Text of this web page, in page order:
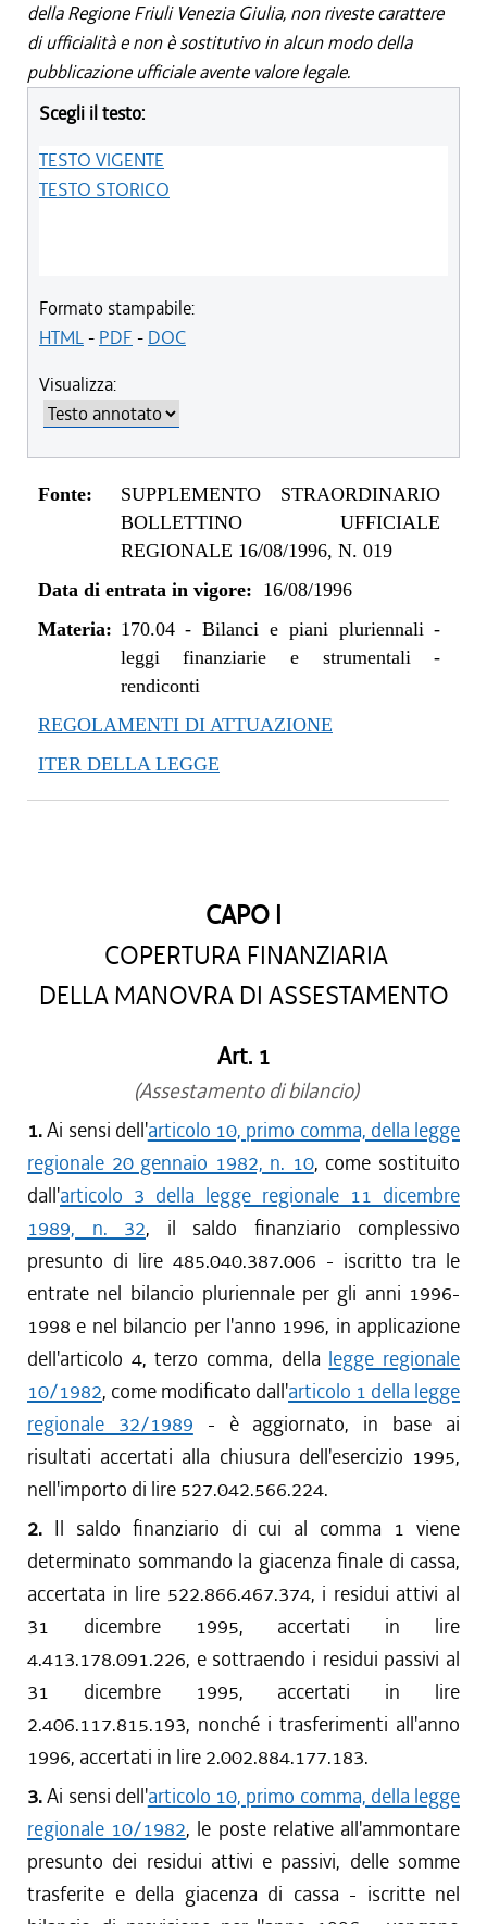
della Regione Friuli Venezia Giulia, non riveste carattere
di ufficialità e non è sostitutivo in alcun modo della
pubblicazione ufficiale avente valore legale.
Scegli il testo:
TESTO VIGENTE
TESTO STORICO
Formato stampabile:
HTML- PDF - DOC
Visualizza:
Fonte:
SUPPLEMENTO STRAORDINARIO
BOLLETTINO UFFICIALE
REGIONALE 16/08/1996, N. 019
Data di entrata in vigore: 16/08/1996
Materia: 170.04-Bilanci e piani pluriennali -
leggi finanziarie e strumentali -
rendiconti
REGOLAMENTI DI ATTUAZIONE
ITER DELLA LEGGE
CAPO I
COPERTURA FINANZIARIA
DELLA MANOVRA DI ASSESTAMENTO
Art. 1
(Assestamento di bilancio)
1.Ai sensi dell'articolo 10, primo comma, della legge
regionale 20 gennaio 1982, n. 10, come sostituito
dall'articolo 3 della legge regionale 11 dicembre
1989, n. 32, il saldo finanziario complessivo
presunto di lire 485.040.387.006 - iscritto tra le
entrate nel bilancio pluriennale per gli anni 1996-
1998 e nel bilancio per l'anno 1996, in applicazione
dell'articolo 4, terzo comma, della legge regionale
10/1982, come modificato dall'articolo 1 della legge
regionale 32/1989 - è aggiornato, in base ai
risultati accertati alla chiusura dell'esercizio 1995,
nell'importo di lire 527.042.566.224.
2. Il saldo finanziario di cui al comma 1 viene
determinato sommando la giacenza finale di cassa,
accertata in lire 522.866.467.374, i residui attivi al
31 dicembre 1995, accertati in lire
4.413.178.091.226, e sottraendo i residui passivi al
31 dicembre 1995, accertati in lire
2.406.117.815.193, nonché i trasferimenti all'anno
1996, accertati in lire 2.002.884.177.183.
3.Ai sensi dell'articolo 10, primo comma, della legge
regionale 10/1982, le poste relative all'ammontare
presunto dei residui attivi e passivi, delle somme
trasferite e della giacenza di cassa - iscritte nel